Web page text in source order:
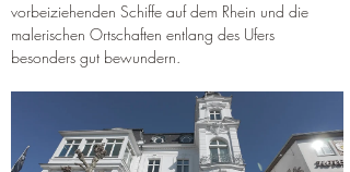
vorbeiziehenden Schiffe auf dem Rhein und die
malerischen Ortschaften entlang des Ufers
besonders gut bewundern.